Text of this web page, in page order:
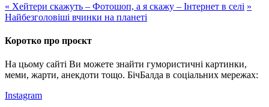
« Хейтери скажуть – Фотошоп, а я скажу – Інтернет в селі »
Найбезголовіші вчинки на планеті
Коротко про проєкт
На цьому сайті Ви можете знайти гумористичні картинки,
меми, жарти, анекдоти тощо. БічБалда в соціальних мережах:
Instagram